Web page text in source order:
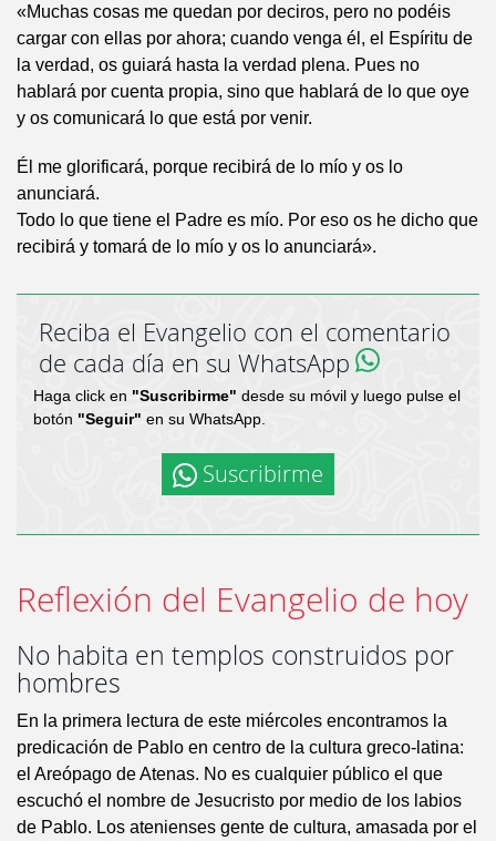
«Muchas cosas me quedan por deciros, pero no podéis
cargar con ellas por ahora; cuando venga él, el Espíritu de
la verdad, os guiará hasta la verdad plena. Pues no
hablará por cuenta propia, sino que hablará de lo que oye
y os comunicará lo que está por venir.
Él me glorificará, porque recibirá de lo mío y os lo
anunciará.
Todo lo que tiene el Padre es mío. Por eso os he dicho que
recibirá y tomará de lo mío y os lo anunciará».
Reciba el Evangelio con el comentario
de cada día en su WhatsApp
Haga click en "Suscribirme" desde su móvil y luego pulse el
botón "Seguir" en su WhatsApp.
Suscribirme
Reflexión del Evangelio de hoy
No habita en templos construidos por
hombres
En la primera lectura de este miércoles encontramos la
predicación de Pablo en centro de la cultura greco-latina:
el Areópago de Atenas. No es cualquier público el que
escuchó el nombre de Jesucristo por medio de los labios
de Pablo. Los atenienses gente de cultura, amasada por el